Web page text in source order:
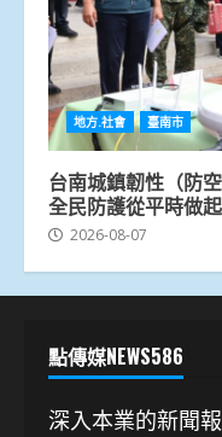
地方.社會 臺南市
台南城鎮韌性（防
全民防護從平時做
2026-08-07
點傳媒NEWS586
深入本業的新聞